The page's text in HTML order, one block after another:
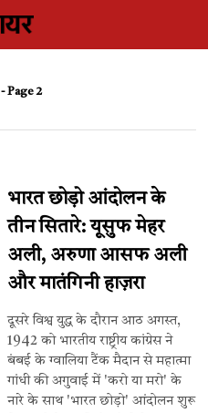
- Page 2
भारत छोड़ो आंदोलन के
तीन सितारे: यूसुफ मेहर
अली, अरुणा आसफ अली
और मातंगिनी हाज़रा
दूसरे विश्व युद्ध के दौरान आठ अगस्त,
1942 को भारतीय राष्ट्रीय कांग्रेस ने
बंबई के ग्वालिया टैंक मैदान से महात्मा
गांधी की अगुवाई में 'करो या मरो' के
नारे के साथ 'भारत छोड़ो' आंदोलन शुरू